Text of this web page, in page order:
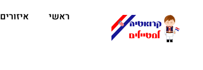
ראשי איזורים